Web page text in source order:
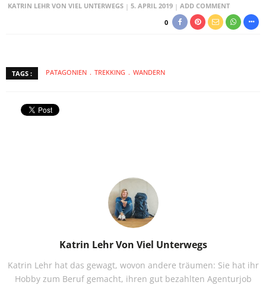
KATRIN LEHR VON VIEL UNTERWEGS 5. APRIL 2019
ADD COMMENT
0
TAGS : PATAGONIEN TREKKING WANDERN
Katrin Lehr Von Viel Unterwegs
Katrin Lehr hat das gewagt, wovon andere träumen: Sie hat ihr
Hobby zum Beruf gemacht, ihren gut bezahlten Agenturjob